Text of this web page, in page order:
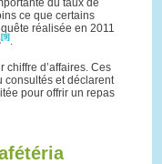
ce que certains
réalisée en 2011
[9] .
d’affaires. Ces
consultés et déclarent
pour offrir un repas